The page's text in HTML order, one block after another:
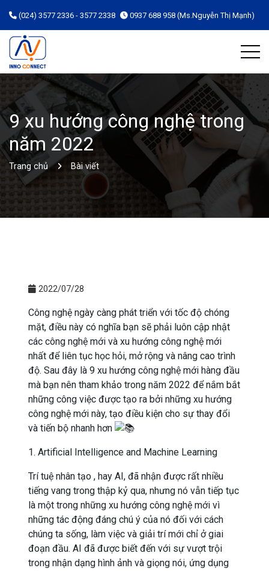
(024) 3577 2336 - 3577 2338 0937 688 958 (Ms.Nguyễn Thị Mạnh)
9 xu hướng công nghệ trong
năm 2022
Trang chủ Bài viết
2022/07/28
Công nghệ ngày càng phát triển với tốc độ chóng
mặt, điều này có nghĩa bạn sẽ phải luôn cập nhật
các công nghệ mới và xu hướng công nghệ mới
nhất để liên tục học hỏi, mở rộng và nâng cao trình
độ. Sau đây là 9 xu hướng công nghệ mới hàng đầu
mà bạn nên tham khảo trong năm 2022 để nắm bắt
những công việc được tạo ra bởi những xu hướng
công nghệ mới này, tạo điều kiện cho sự thay đổi
và tiến bộ nhanh hơn
1. Artificial Intelligence and Machine Learning
Trí tuệ nhân tạo , hay AI, đã nhận được rất nhiều
tiếng vang trong thập kỷ qua, nhưng nó vẫn tiếp tục
là một trong những xu hướng công nghệ mới vì
những tác động đáng chú ý của nó đối với cách
chúng ta sống, làm việc và giải trí mới chỉ ở giai
đoạn đầu. AI đã được biết đến với sự vượt trội
trong nhận dạng hình ảnh và giọng nói, ứng dụng